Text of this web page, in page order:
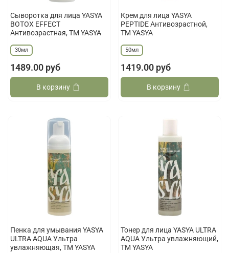
Сыворотка для лица YASYA
BOTOX EFFECT
Антивозрастная, ТМ YASYA
30мл
1489.00 руб
В корзину
Крем для лица YASYA
PEPTIDE Антивозрастной,
ТМ YASYA
50мл
1419.00 руб
В корзину
Пенка для умывания YASYA
ULTRA AQUA Ультра
увлажняющая, ТМ YASYA
Тонер для лица YASYA ULTRA
AQUA Ультра увлажняющий,
ТМ YASYA